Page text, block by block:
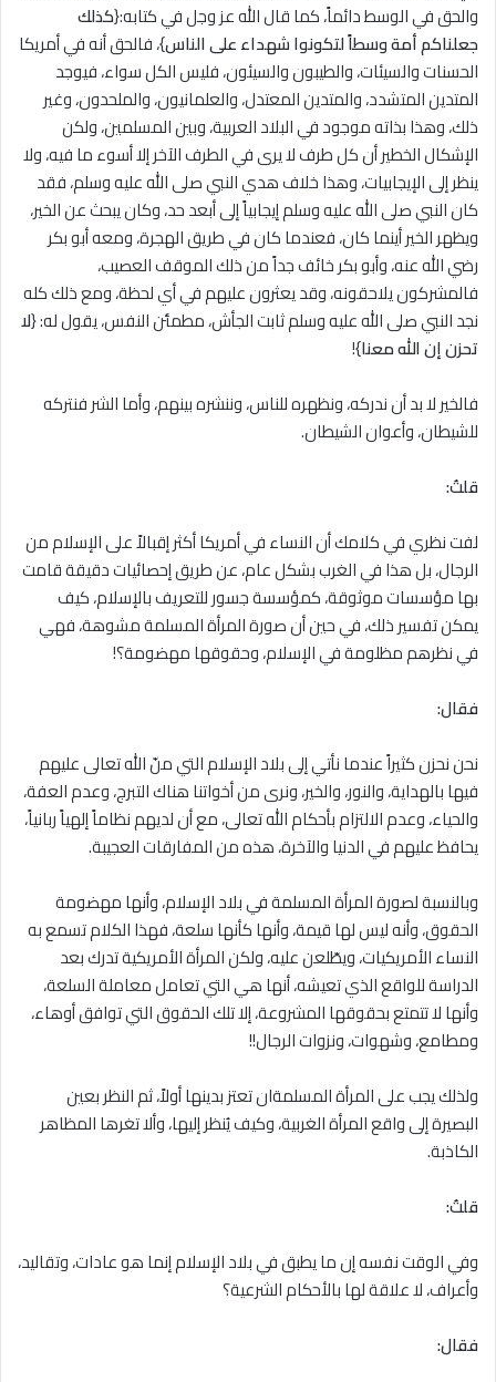
والحق في الوسط دائماً، كما قال الله عز وجل في كتابه:{كذلك
جعلناكم أمة وسطاً لتكونوا شهداء على الناس}، فالحق أنه في أمريكا
الحسنات والسيئات، والطيبون والسيئون، فليس الكل سواء، فيوجد
المتدين المتشدد، والمتدين المعتدل، والعلمانيون، والملحدون، وغير
ذلك، وهذا بذاته موجود في البلاد العربية، وبين المسلمين، ولكن
الإشكال الخطير أن كل طرف لا يرى في الطرف الآخر إلا أسوء ما فيه، ولا
ينظر إلى الإيجابيات، وهذا خلاف هدي النبي صلى الله عليه وسلم، فقد
كان النبي صلى الله عليه وسلم إيجابياً إلى أبعد حد، وكان يبحث عن الخير،
ويظهر الخير أينما كان، فعندما كان في طريق الهجرة، ومعه أبو بكر
رضي الله عنه، وأبو بكر خائف جداً من ذلك الموقف العصيب،
فالمشركون يلاحقونه، وقد يعثرون عليهم في أي لحظة، ومع ذلك كله
نجد النبي صلى الله عليه وسلم ثابت الجأش، مطمئن النفس، يقول له: {ﻻ
تحزن إن الله معنا}!
فالخير لا بد أن ندركه، ونظهره للناس، وننشره بينهم، وأما الشر فنتركه
للشيطان، وأعوان الشيطان.
قلتُ:
لفت نظري في كلامك أن النساء في أمريكا أكثر إقباﻻً على الإسلام من
الرجال، بل هذا في الغرب بشكل عام، عن طريق إحصائيات دقيقة قامت
بها مؤسسات موثوقة، كمؤسسة جسور للتعريف بالإسلام، كيف
يمكن تفسير ذلك، في حين أن صورة المرأة المسلمة مشوهة، فهي
في نظرهم مظلومة في الإسلام، وحقوقها مهضومة؟!
فقال:
نحن نحزن كثيراً عندما نأتي إلى بلاد الإسلام التي منّ الله تعالى عليهم
فيها بالهداية، والنور، والخير، ونرى من أخواتنا هناك التبرج، وعدم العفة،
والحياء، وعدم الالتزام بأحكام الله تعالى، مع أن لديهم نظاماً إلهياً ربانياً،
يحافظ عليهم في الدنيا والآخرة، هذه من المفارقات العجيبة.
وبالنسبة لصورة المرأة المسلمة في بلاد الإسلام، وأنها مهضومة
الحقوق، وأنه ليس لها قيمة، وأنها كأنها سلعة، فهذا الكلام تسمع به
النساء الأمريكيات، ويطّلعن عليه، ولكن المرأة الأمريكية تدرك بعد
الدراسة للواقع الذي تعيشه، أنها هي التي تعامل معاملة السلعة،
وأنها لا تتمتع بحقوقها المشروعة، إلا تلك الحقوق التي توافق أوهاء،
ومطامع، وشهوات، ونزوات الرجال!!
ولذلك يجب على المرأة المسلمةان تعتز بدينها أولاً، ثم النظر بعين
البصيرة إلى واقع المرأة الغربية، وكيف يُنظر إليها، وألا تغرها المظاهر
الكاذبة.
قلتُ:
وفي الوقت نفسه إن ما يطبق في بلاد الإسلام إنما هو عادات، وتقاليد،
وأعراف، ﻻ علاقة لها بالأحكام الشرعية؟
فقال: